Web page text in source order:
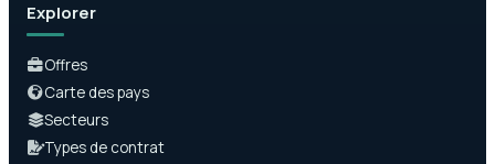
Explorer
Offres
Carte des pays
Secteurs
Types de contrat